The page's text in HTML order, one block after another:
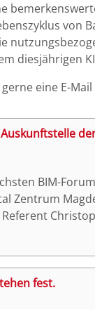
von
diesjährigen
eine E-
Zentrum
stehen fest.